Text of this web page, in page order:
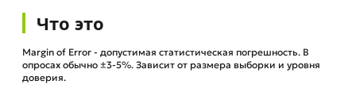
Что это
Margin of Error - допустимая статистическая погрешность. В
опросах обычно ±3-5%. Зависит от размера выборки и уровня
доверия.